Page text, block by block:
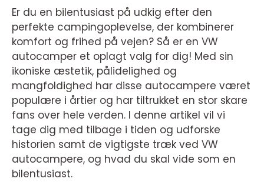
Er du en bilentusiast på udkig efter den
perfekte campingoplevelse, der kombinerer
komfort og frihed på vejen? Så er en VW
autocamper et oplagt valg for dig! Med sin
ikoniske æstetik, pålidelighed og
mangfoldighed har disse autocampere været
populære i årtier og har tiltrukket en stor skare
fans over hele verden. I denne artikel vil vi
tage dig med tilbage i tiden og udforske
historien samt de vigtigste træk ved VW
autocampere, og hvad du skal vide som en
bilentusiast.